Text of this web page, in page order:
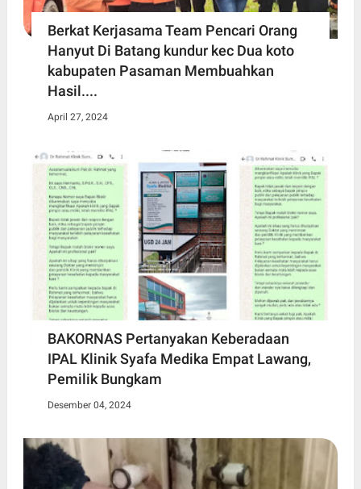
Berkat Kerjasama Team Pencari Orang
Hanyut Di Batang kundur kec Dua koto
kabupaten Pasaman Membuahkan
Hasil....
April 27, 2024
BAKORNAS Pertanyakan Keberadaan
IPAL Klinik Syafa Medika Empat Lawang,
Pemilik Bungkam
Desember 04, 2024